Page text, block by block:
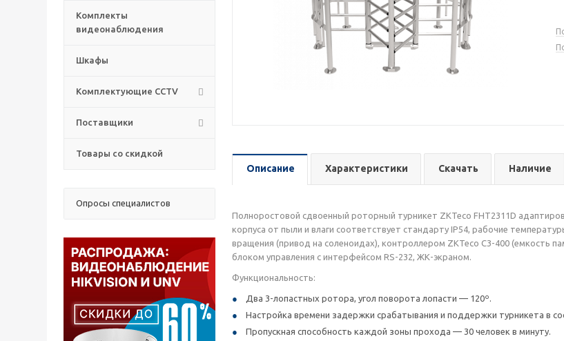
Комплекты
видеонаблюдения
Шкафы
Комплектующие CCTV
Поставщики
Товары со скидкой
Опросы специалистов
Описание Характеристики Скачать Наличие
Полноростовой сдвоенный роторный турникет ZKTeco FHT2311D
корпуса от пыли и влаги соответствует стандарту IP54, рабочие
вращения (привод на соленоидах), контроллером ZKTeco C3-400 (емкость
блоком управления с интерфейсом RS-232, ЖК-экраном.
Функциональность:
Два 3-лопастных ротора, угол поворота лопасти — 120º.
Настройка времени задержки срабатывания и поддержки турникета в
Пропускная способность каждой зоны прохода — 30 человек в минуту.